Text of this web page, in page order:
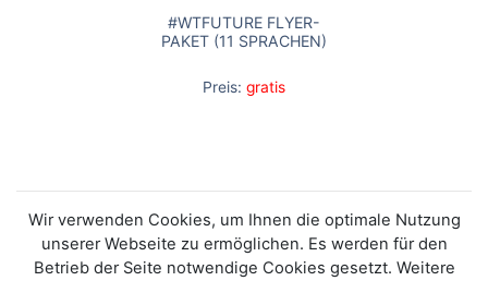
#WTFUTURE FLYER-
PAKET (11 SPRACHEN)
Preis: gratis
Wir verwenden Cookies, um Ihnen die optimale Nutzung
unserer Webseite zu ermöglichen. Es werden für den
Betrieb der Seite notwendige Cookies gesetzt. Weitere